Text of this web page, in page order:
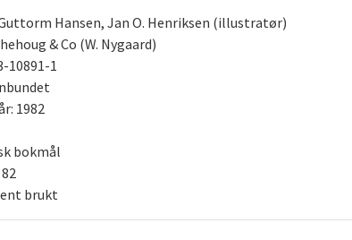
Hansen, Jan O. Henriksen (illustratør)
& Co (W. Nygaard)
10891-1
1982
bokmål
brukt